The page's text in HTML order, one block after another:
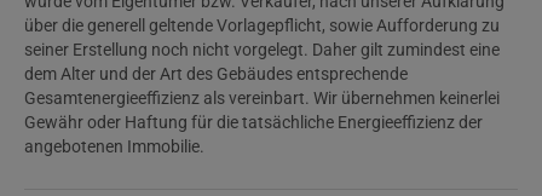
über die generell geltende Vorlagepflicht, sowie Aufforderung zu
seiner Erstellung noch nicht vorgelegt. Daher gilt zumindest eine
dem Alter und der Art des Gebäudes entsprechende
Gesamtenergieeffizienz als vereinbart. Wir übernehmen keinerlei
Gewähr oder Haftung für die tatsächliche Energieeffizienz der
angebotenen Immobilie.